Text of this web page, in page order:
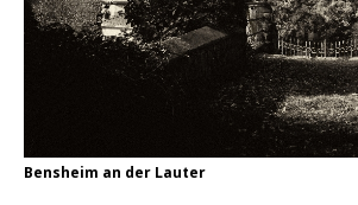
Bensheim an der Lauter